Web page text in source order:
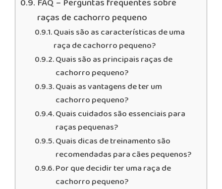
raças de cachorro pequeno
Quais são as características de uma
raça de cachorro pequeno?
Quais são as principais raças de
cachorro pequeno?
Quais as vantagens de ter um
cachorro pequeno?
Quais cuidados são essenciais para
raças pequenas?
Quais dicas de treinamento são
recomendadas para cães pequenos?
Por que decidir ter uma raça de
cachorro pequeno?